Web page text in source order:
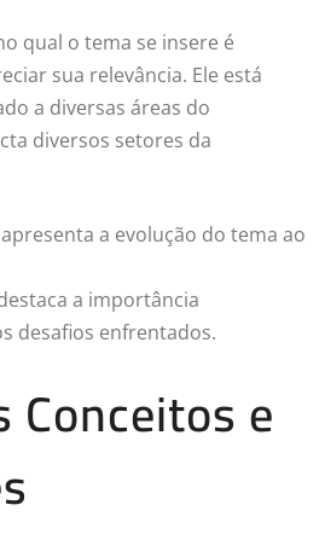
qual o tema se insere é
sua relevância. Ele está
a diversas áreas do
diversos setores da
apresenta a evolução do tema ao
a importância
desafios enfrentados.
Conceitos e